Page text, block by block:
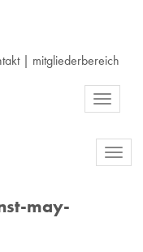
| mitgliederbereich
Toggle
may-